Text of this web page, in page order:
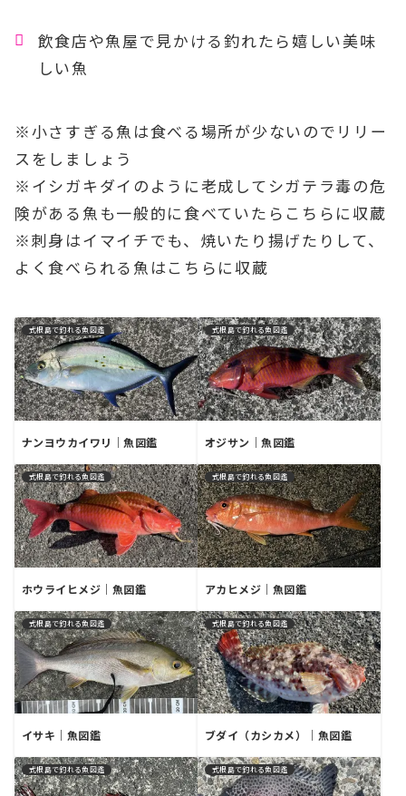
飲食店や魚屋で見かける釣れたら嬉しい美味
しい魚
※小さすぎる魚は食べる場所が少ないのでリリー
スをしましょう
※イシガキダイのように老成してシガテラ毒の危
険がある魚も一般的に食べていたらこちらに収蔵
※刺身はイマイチでも、焼いたり揚げたりして、
よく食べられる魚はこちらに収蔵
式根島で釣れる魚図鑑
ナンヨウカイワリ｜魚図鑑
式根島で釣れる魚図鑑
オジサン｜魚図鑑
式根島で釣れる魚図鑑
ホウライヒメジ｜魚図鑑
式根島で釣れる魚図鑑
アカヒメジ｜魚図鑑
式根島で釣れる魚図鑑
イサキ｜魚図鑑
式根島で釣れる魚図鑑
ブダイ（カシカメ）｜魚図鑑
式根島で釣れる魚図鑑 式根島で釣れる魚図鑑